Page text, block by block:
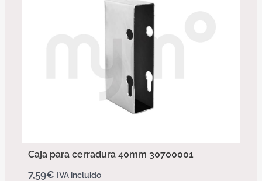
Caja para cerradura 40mm 30700001
7,59€ IVA incluido